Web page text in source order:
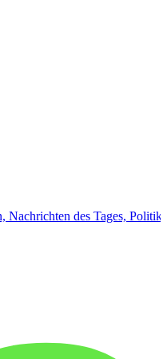
Nachrichten des Tages, Politik